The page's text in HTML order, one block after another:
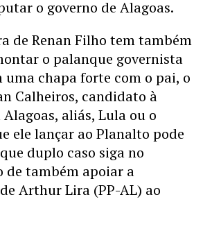
o governo de Alagoas.
de Renan Filho tem também
o palanque governista
uma chapa forte com o pai, o
Calheiros, candidato à
Alagoas, aliás, Lula ou o
ele lançar ao Planalto pode
duplo caso siga no
de também apoiar a
Arthur Lira (PP-AL) ao